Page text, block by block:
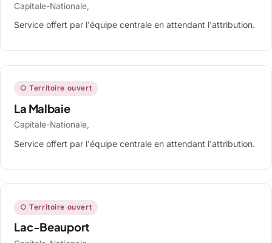
Capitale-Nationale,
Service offert par l'équipe centrale en attendant l'attribution.
○ Territoire ouvert
La Malbaie
Capitale-Nationale,
Service offert par l'équipe centrale en attendant l'attribution.
○ Territoire ouvert
Lac-Beauport